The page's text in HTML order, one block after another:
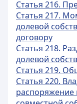
Статья 216.
Статья 217.
долевой
договору
Статья 218.
долевой
Статья 219.
Статья 220.